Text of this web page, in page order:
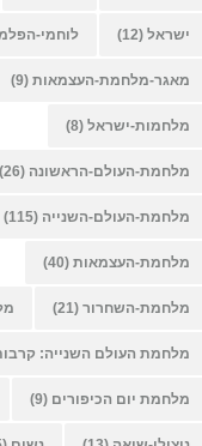
ישראל (12) לוחמי-
מאגר-מלחמת-העצמאות (9)
מלחמות-ישראל (8)
מלחמת-העולם-הראשונה (26)
מלחמת-העולם-השנייה (115)
מלחמת-העצמאות (40)
מלחמת-השחרור (21)
מלחמת העולם השנייה:
מלחמת יום הכיפורים (9)